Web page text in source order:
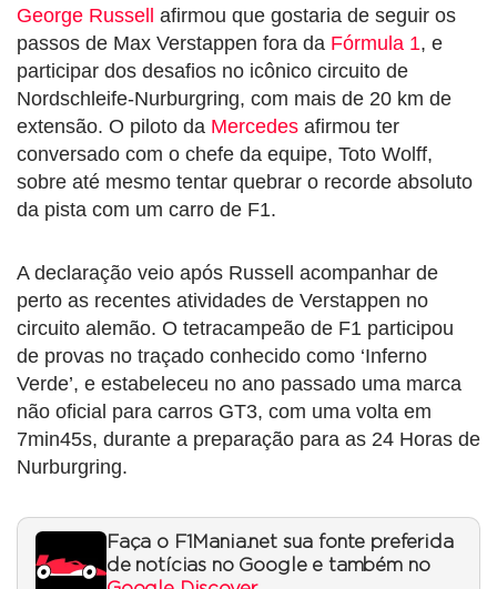
George Russell afirmou que gostaria de seguir os
passos de Max Verstappen fora da Fórmula 1, e
participar dos desafios no icônico circuito de
Nordschleife-Nurburgring, com mais de 20 km de
extensão. O piloto da Mercedes afirmou ter
conversado com o chefe da equipe, Toto Wolff,
sobre até mesmo tentar quebrar o recorde absoluto
da pista com um carro de F1.
A declaração veio após Russell acompanhar de
perto as recentes atividades de Verstappen no
circuito alemão. O tetracampeão de F1 participou
de provas no traçado conhecido como ‘Inferno
Verde’, e estabeleceu no ano passado uma marca
não oficial para carros GT3, com uma volta em
7min45s, durante a preparação para as 24 Horas de
Nurburgring.
Faça o F1Mania.net sua fonte preferida
de notícias no Google e também no